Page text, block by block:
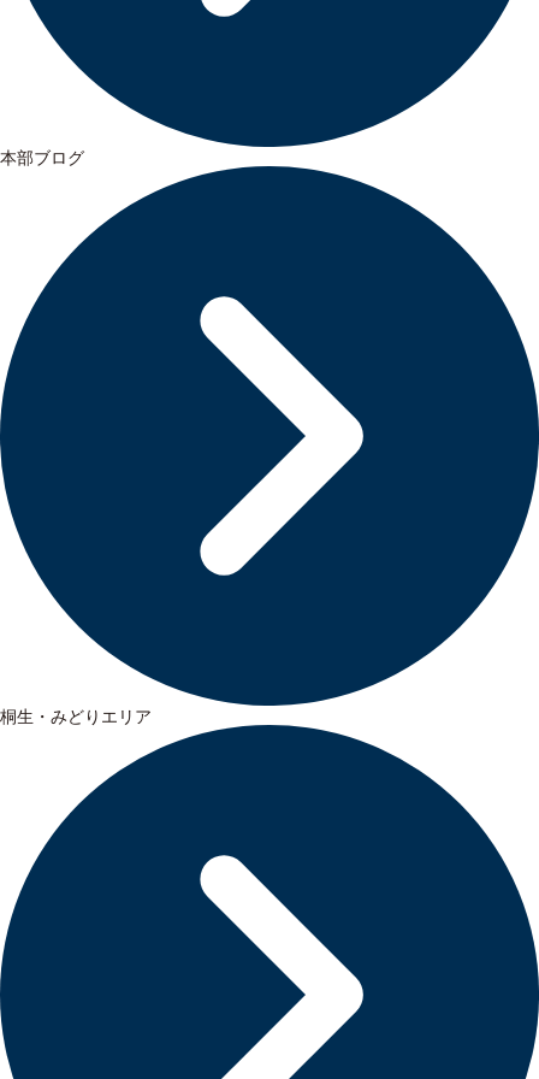
本部ブログ
桐生・みどりエリア